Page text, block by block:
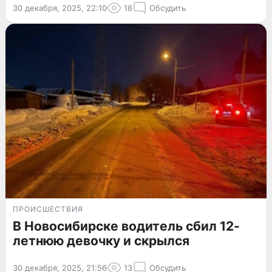
30 декабря, 2025, 22:10 18 Обсудить
ПРОИСШЕСТВИЯ
В Новосибирске водитель сбил 12-
летнюю девочку и скрылся
30 декабря, 2025, 21:56 13 Обсудить